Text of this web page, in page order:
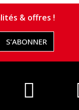
& offres !
S’ABONNER